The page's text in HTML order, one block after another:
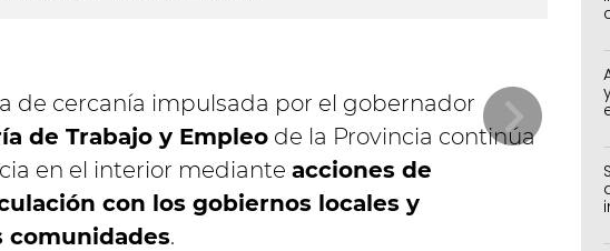
de cercanía impulsada por el gobernador
de Trabajo y Empleo de la Provincia continúa
en el interior mediante acciones de
con los gobiernos locales y
comunidades.